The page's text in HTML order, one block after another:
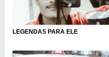
LEGENDAS PARA ELE